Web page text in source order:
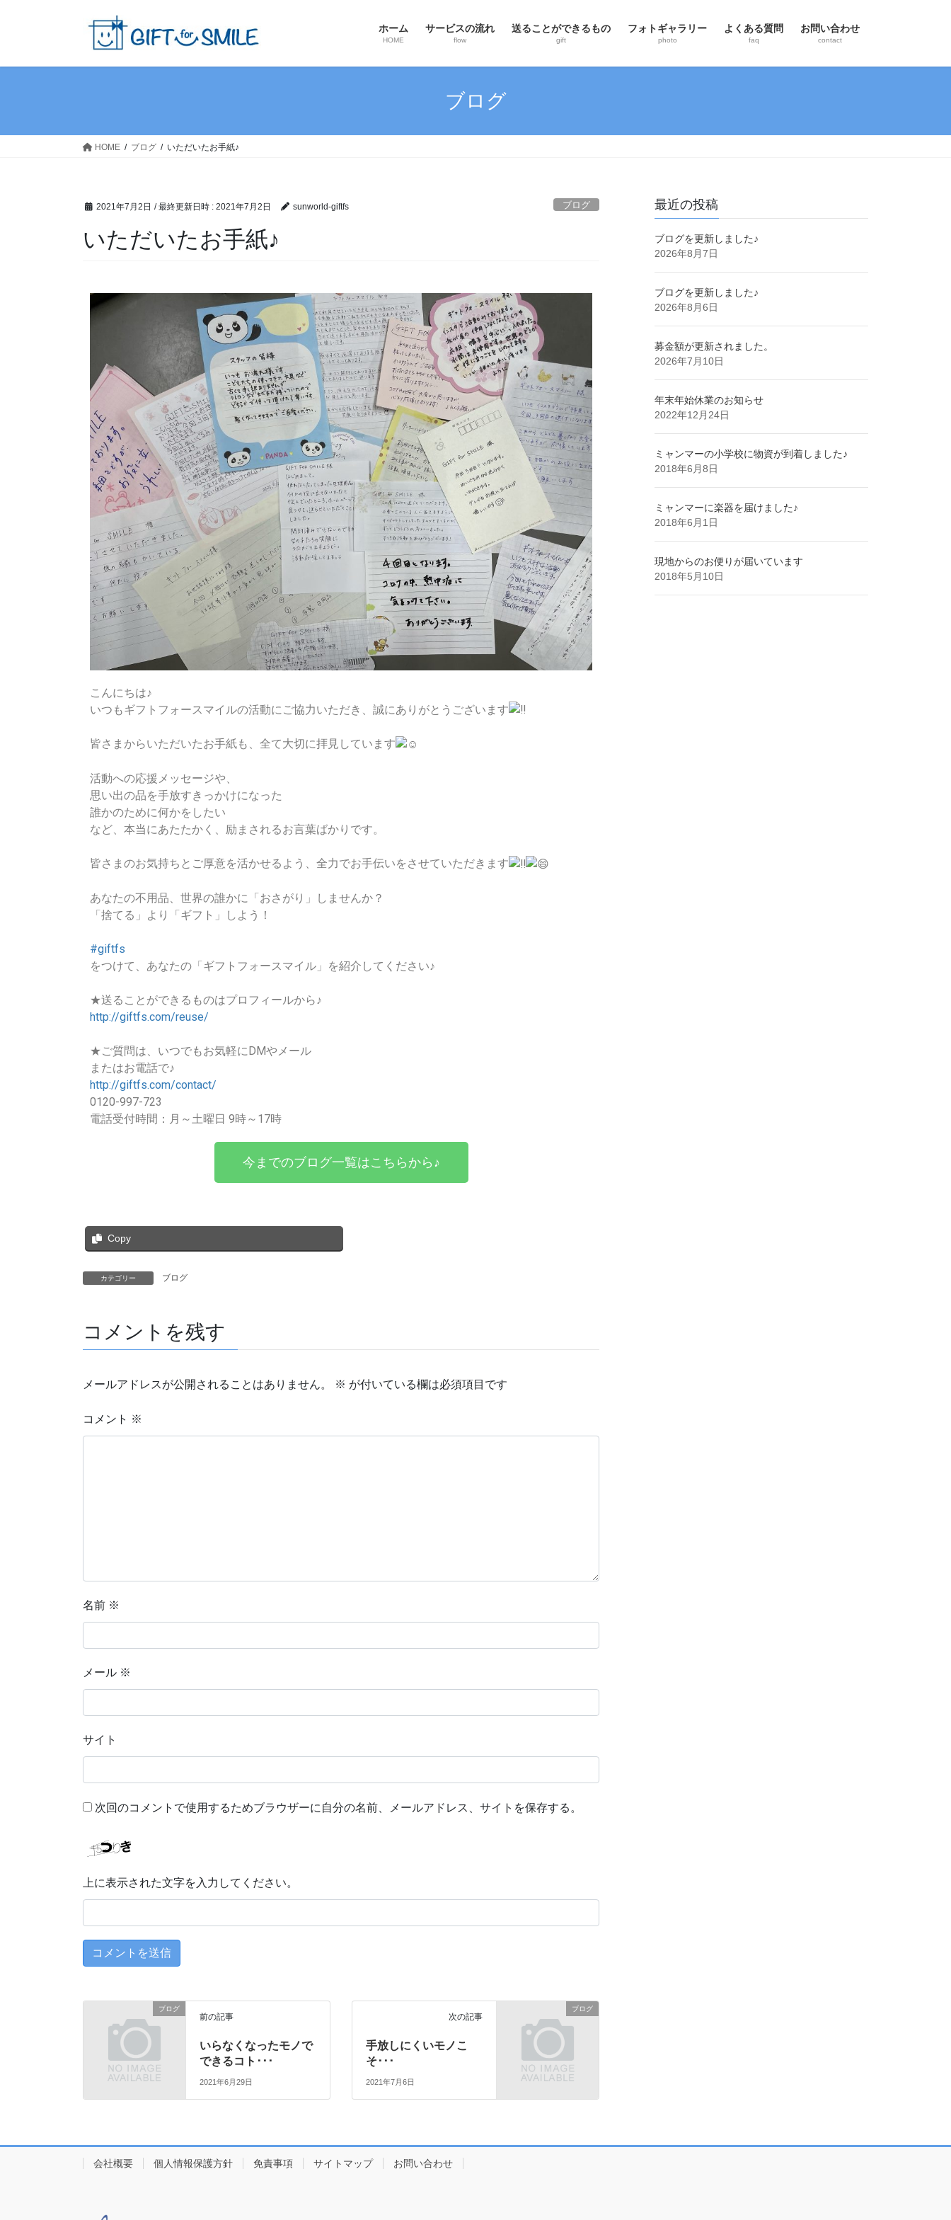
ホーム
HOME
サービスの流れ
flow
送ることができるもの
gift
フォトギャラリー
photo
よくある質問
faq
お問い合わせ
contact
ブログ
HOME ブログ いただいたお手紙♪
2021年7月2日 / 最終更新日時 : 2021年7月2日 sunworld-giftfs ブログ
いただいたお手紙♪
こんにちは♪
いつもギフトフォースマイルの活動にご協力いただき、誠にありがとうございます
皆さまからいただいたお手紙も、全て大切に拝見しています
活動への応援メッセージや、
思い出の品を手放すきっかけになった
誰かのために何かをしたい
など、本当にあたたかく、励まされるお言葉ばかりです。
皆さまのお気持ちとご厚意を活かせるよう、全力でお手伝いをさせていただきます
あなたの不用品、世界の誰かに「おさがり」しませんか？
「捨てる」より「ギフト」しよう！
#giftfs
をつけて、あなたの「ギフトフォースマイル」を紹介してください♪
★送ることができるものはプロフィールから♪
http://giftfs.com/reuse/
★ご質問は、いつでもお気軽にDMやメール
またはお電話で♪
http://giftfs.com/contact/
0120-997-723
電話受付時間：月～土曜日 9時～17時
今までのブログ一覧はこちらから♪
Copy
カテゴリー ブログ
コメントを残す
メールアドレスが公開されることはありません。 ※ が付いている欄は必須項目です
コメント ※
名前 ※
メール ※
サイト
次回のコメントで使用するためブラウザーに自分の名前、メールアドレス、サイトを保存する。
上に表示された文字を入力してください。
ブログ
前の記事
いらなくなったモノで
できるコト･･･
2021年6月29日
ブログ
次の記事
手放しにくいモノこ
そ･･･
2021年7月6日
最近の投稿
ブログを更新しました♪
2026年8月7日
ブログを更新しました♪
2026年8月6日
募金額が更新されました。
2026年7月10日
年末年始休業のお知らせ
2022年12月24日
ミャンマーの小学校に物資が到着しました♪
2018年6月8日
ミャンマーに楽器を届けました♪
2018年6月1日
現地からのお便りが届いています
2018年5月10日
会社概要 個人情報保護方針 免責事項 サイトマップ お問い合わせ